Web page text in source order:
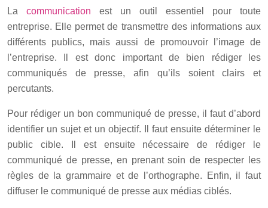
La communication est un outil essentiel pour toute
entreprise. Elle permet de transmettre des informations aux
différents publics, mais aussi de promouvoir l’image de
l’entreprise. Il est donc important de bien rédiger les
communiqués de presse, afin qu’ils soient clairs et
percutants.
Pour rédiger un bon communiqué de presse, il faut d’abord
identifier un sujet et un objectif. Il faut ensuite déterminer le
public cible. Il est ensuite nécessaire de rédiger le
communiqué de presse, en prenant soin de respecter les
règles de la grammaire et de l’orthographe. Enfin, il faut
diffuser le communiqué de presse aux médias ciblés.